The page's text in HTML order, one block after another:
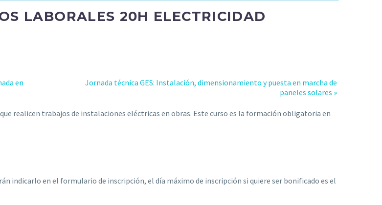
LABORALES 20H ELECTRICIDAD
en
Jornada técnica GES: Instalación, dimensionamiento y puesta en marcha de
paneles solares »
realicen trabajos de instalaciones eléctricas en obras. Este curso es la formación obligatoria en
indicarlo en el formulario de inscripción, el día máximo de inscripción si quiere ser bonificado es el